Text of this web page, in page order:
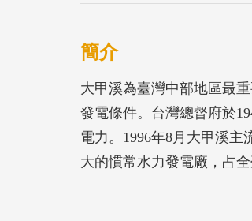
簡介
大甲溪為臺灣中部地區最
發電條件。台灣總督府於
電力。1996年8月大甲溪
大的慣常水力發電廠，占全
本書作者從大甲溪河口一